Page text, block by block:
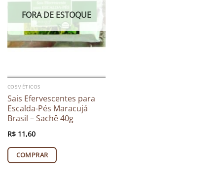
FORA DE ESTOQUE
COSMÉTICOS
Sais Efervescentes para
Escalda-Pés Maracujá
Brasil – Sachê 40g
R$11,60
COMPRAR